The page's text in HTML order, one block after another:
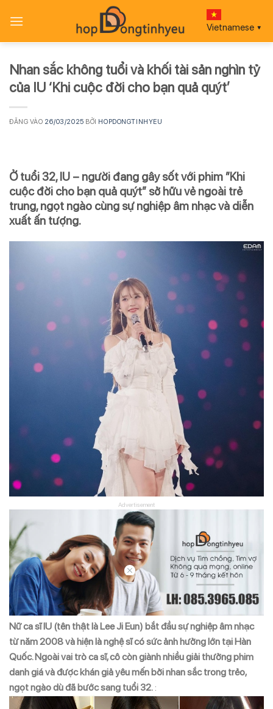
qua
Vietnamese ▼
Nhan sắc không tuổi và khối tài sản nghìn tỷ
của IU ‘Khi cuộc đời cho bạn quả quýt’
ĐĂNG VÀO 26/03/2025 BỞI HOPDONGTINHYEU
Ở tuổi 32, IU – người đang gây sốt với phim ”Khi
cuộc đời cho bạn quả quýt” sở hữu vẻ ngoài trẻ
trung, ngọt ngào cùng sự nghiệp âm nhạc và diễn
xuất ấn tượng.
Advertisement
Nữ ca sĩ IU (tên thật là Lee Ji Eun) bắt đầu sự nghiệp âm nhạc
từ năm 2008 và hiện là nghệ sĩ có sức ảnh hưởng lớn tại Hàn
Quốc. Ngoài vai trò ca sĩ, cô còn giành nhiều giải thưởng phim
danh giá và được khán giả yêu mến bởi nhan sắc trong trẻo,
ngọt ngào dù đã bước sang tuổi 32. :